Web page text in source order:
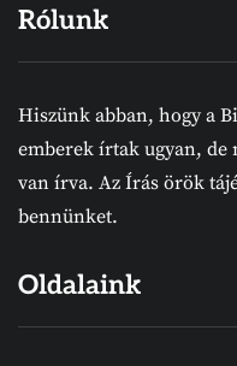
Rólunk
Hiszünk abban, hogy a
emberek írtak ugyan, de
van írva. Az Írás örök
bennünket.
Oldalaink